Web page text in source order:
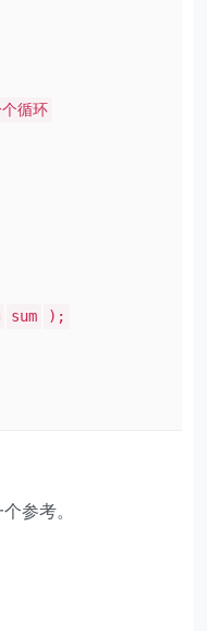
循环
sum
);
参考。